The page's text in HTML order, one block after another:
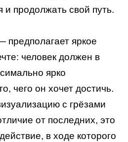
и продолжать свой путь.
предполагает яркое
человек должен в
ярко
чего он хочет достичь.
с грёзами
от последних, это
в ходе которого